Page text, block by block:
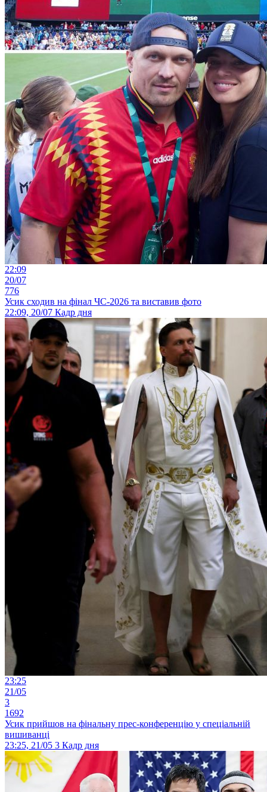
22:09
20/07
776
Усик сходив на фінал ЧС-2026 та виставив фото
22:09, 20/07 Кадр дня
23:25
21/05
3
1692
Усик прийшов на фінальну прес-конференцію у спеціальній
вишиванці
23:25, 21/05 3 Кадр дня